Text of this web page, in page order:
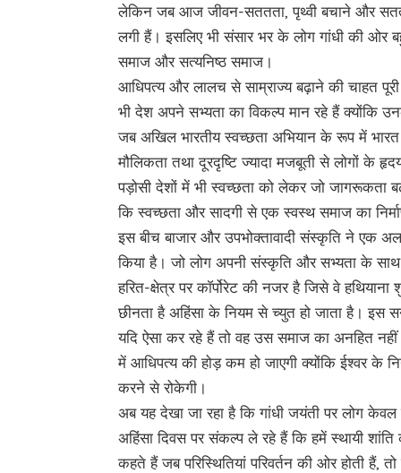
लेकिन जब आज जीवन-सततता, पृथ्वी बचाने और सतत
लगी हैं। इसलिए भी संसार भर के लोग गांधी की ओर
समाज और सत्यनिष्ठ समाज।
आधिपत्य और लालच से साम्राज्य बढ़ाने की चाहत
भी देश अपने सभ्यता का विकल्प मान रहे हैं क्योंकि
जब अखिल भारतीय स्वच्छता अभियान के रूप में
मौलिकता तथा दूरदृष्टि ज्यादा मजबूती से लोगों के
पड़ोसी देशों में भी स्वच्छता को लेकर जो
कि स्वच्छता और सादगी से एक स्वस्थ समाज का
इस बीच बाजार और उपभोक्तावादी संस्कृति ने एक
किया है। जो लोग अपनी संस्कृति और सभ्यता के साथ
हरित-क्षेत्र पर काॅर्पोरेट की नजर है जिसे वे
छीनता है अहिंसा के नियम से च्युत हो जाता है।
यदि ऐसा कर रहे हैं तो वह उस समाज का अनहित
में आधिपत्य की होड़ कम हो जाएगी क्योंकि ईश्वर के
करने से रोकेगी।
अब यह देखा जा रहा है कि गांधी जयंती पर लोग
अहिंसा दिवस पर संकल्प ले रहे हैं कि हमें स्थायी
कहते हैं जब परिस्थितियां परिवर्तन की ओर होती